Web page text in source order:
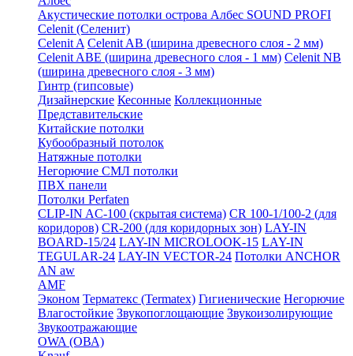
Акустические потолки острова Албес SOUND PROFI
Celenit (Селенит)
Celenit A Celenit AB (ширина древесного слоя - 2 мм)
Celenit ABE (ширина древесного слоя - 1 мм) Celenit NB
(ширина древесного слоя - 3 мм)
Гинтр (гипсовые)
Дизайнерские Кесонные Коллекционные
Представительские
Китайские потолки
Кубообразный потолок
Натяжные потолки
Негорючие СМЛ потолки
ПВХ панели
Потолки Perfaten
CLIP-IN AC-100 (скрытая система) CR 100-1/100-2 (для
коридоров) CR-200 (для коридорных зон) LAY-IN
BOARD-15/24 LAY-IN MICROLOOK-15 LAY-IN
TEGULAR-24 LAY-IN VECTOR-24 Потолки ANCHOR
AN aw
AMF
Эконом Терматекс (Termatex) Гигиенические Негорючие
Влагостойкие Звукопоглощающие Звукоизолирующие
Звукоотражающие
OWA (ОВА)